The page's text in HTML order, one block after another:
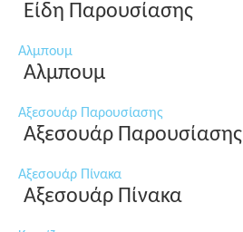
Είδη Παρουσίασης
Αλμπουμ
Αλμπουμ
Αξεσουάρ Παρουσίασης
Αξεσουάρ Παρουσίασης
Αξεσουάρ Πίνακα
Αξεσουάρ Πίνακα